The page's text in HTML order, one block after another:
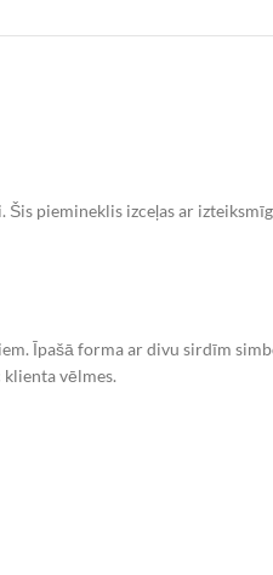
piemineklis izceļas ar
Īpašā forma ar divu sirdīm
vēlmes.